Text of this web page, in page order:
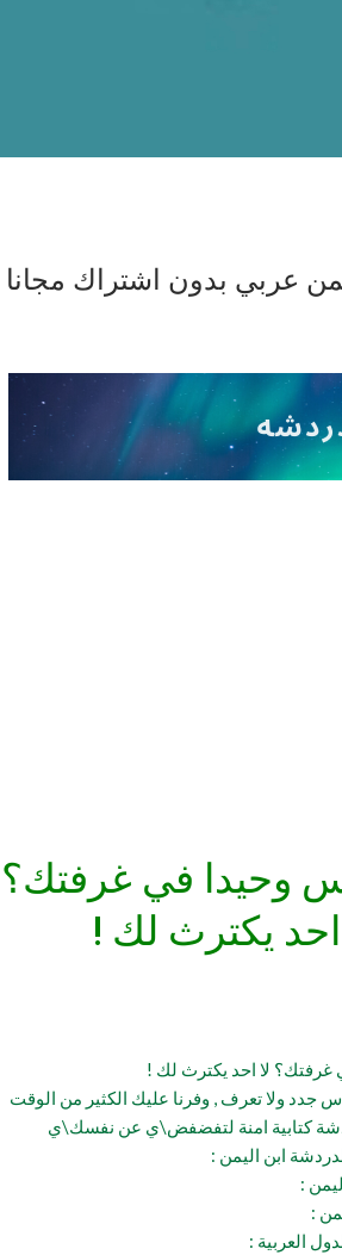
عربي بدون اشتراك مجانا
وحيدا في غرفتك؟
احد يكترث لك !
لا احد يكترث لك !
جدد ولا تعرف , وفرنا عليك الكثير من الوقت
كتابية امنة لتفضفض\ي عن نفسك\ي
ابن اليمن :
:
:
العربية :